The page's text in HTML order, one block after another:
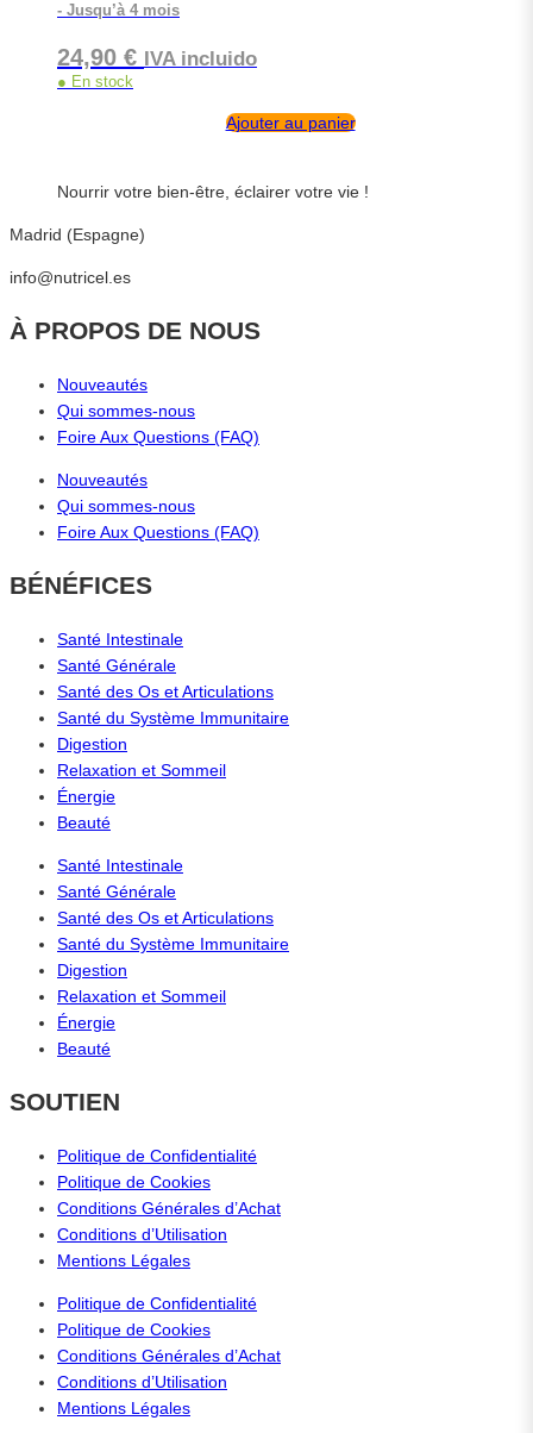
- Jusqu’à 4 mois
24,90 € IVA incluido
● En stock
Ajouter au panier
Nourrir votre bien-être, éclairer votre vie !
Madrid (Espagne)
info@nutricel.es
À PROPOS DE NOUS
Nouveautés
Qui sommes-nous
Foire Aux Questions (FAQ)
Nouveautés
Qui sommes-nous
Foire Aux Questions (FAQ)
BÉNÉFICES
Santé Intestinale
Santé Générale
Santé des Os et Articulations
Santé du Système Immunitaire
Digestion
Relaxation et Sommeil
Énergie
Beauté
Santé Intestinale
Santé Générale
Santé des Os et Articulations
Santé du Système Immunitaire
Digestion
Relaxation et Sommeil
Énergie
Beauté
SOUTIEN
Politique de Confidentialité
Politique de Cookies
Conditions Générales d’Achat
Conditions d’Utilisation
Mentions Légales
Politique de Confidentialité
Politique de Cookies
Conditions Générales d’Achat
Conditions d’Utilisation
Mentions Légales